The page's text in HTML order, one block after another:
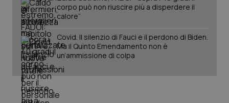
corpo può non riuscire più a disperdere il
calore”
Covid. Il silenzio di Fauci e il perdono di Biden.
Ma il Quinto Emendamento non è
un’ammissione di colpa
PHPSESSID
PHP.net